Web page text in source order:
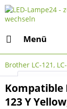
Menü
Brother LC-121,
Kompatible
123 Y